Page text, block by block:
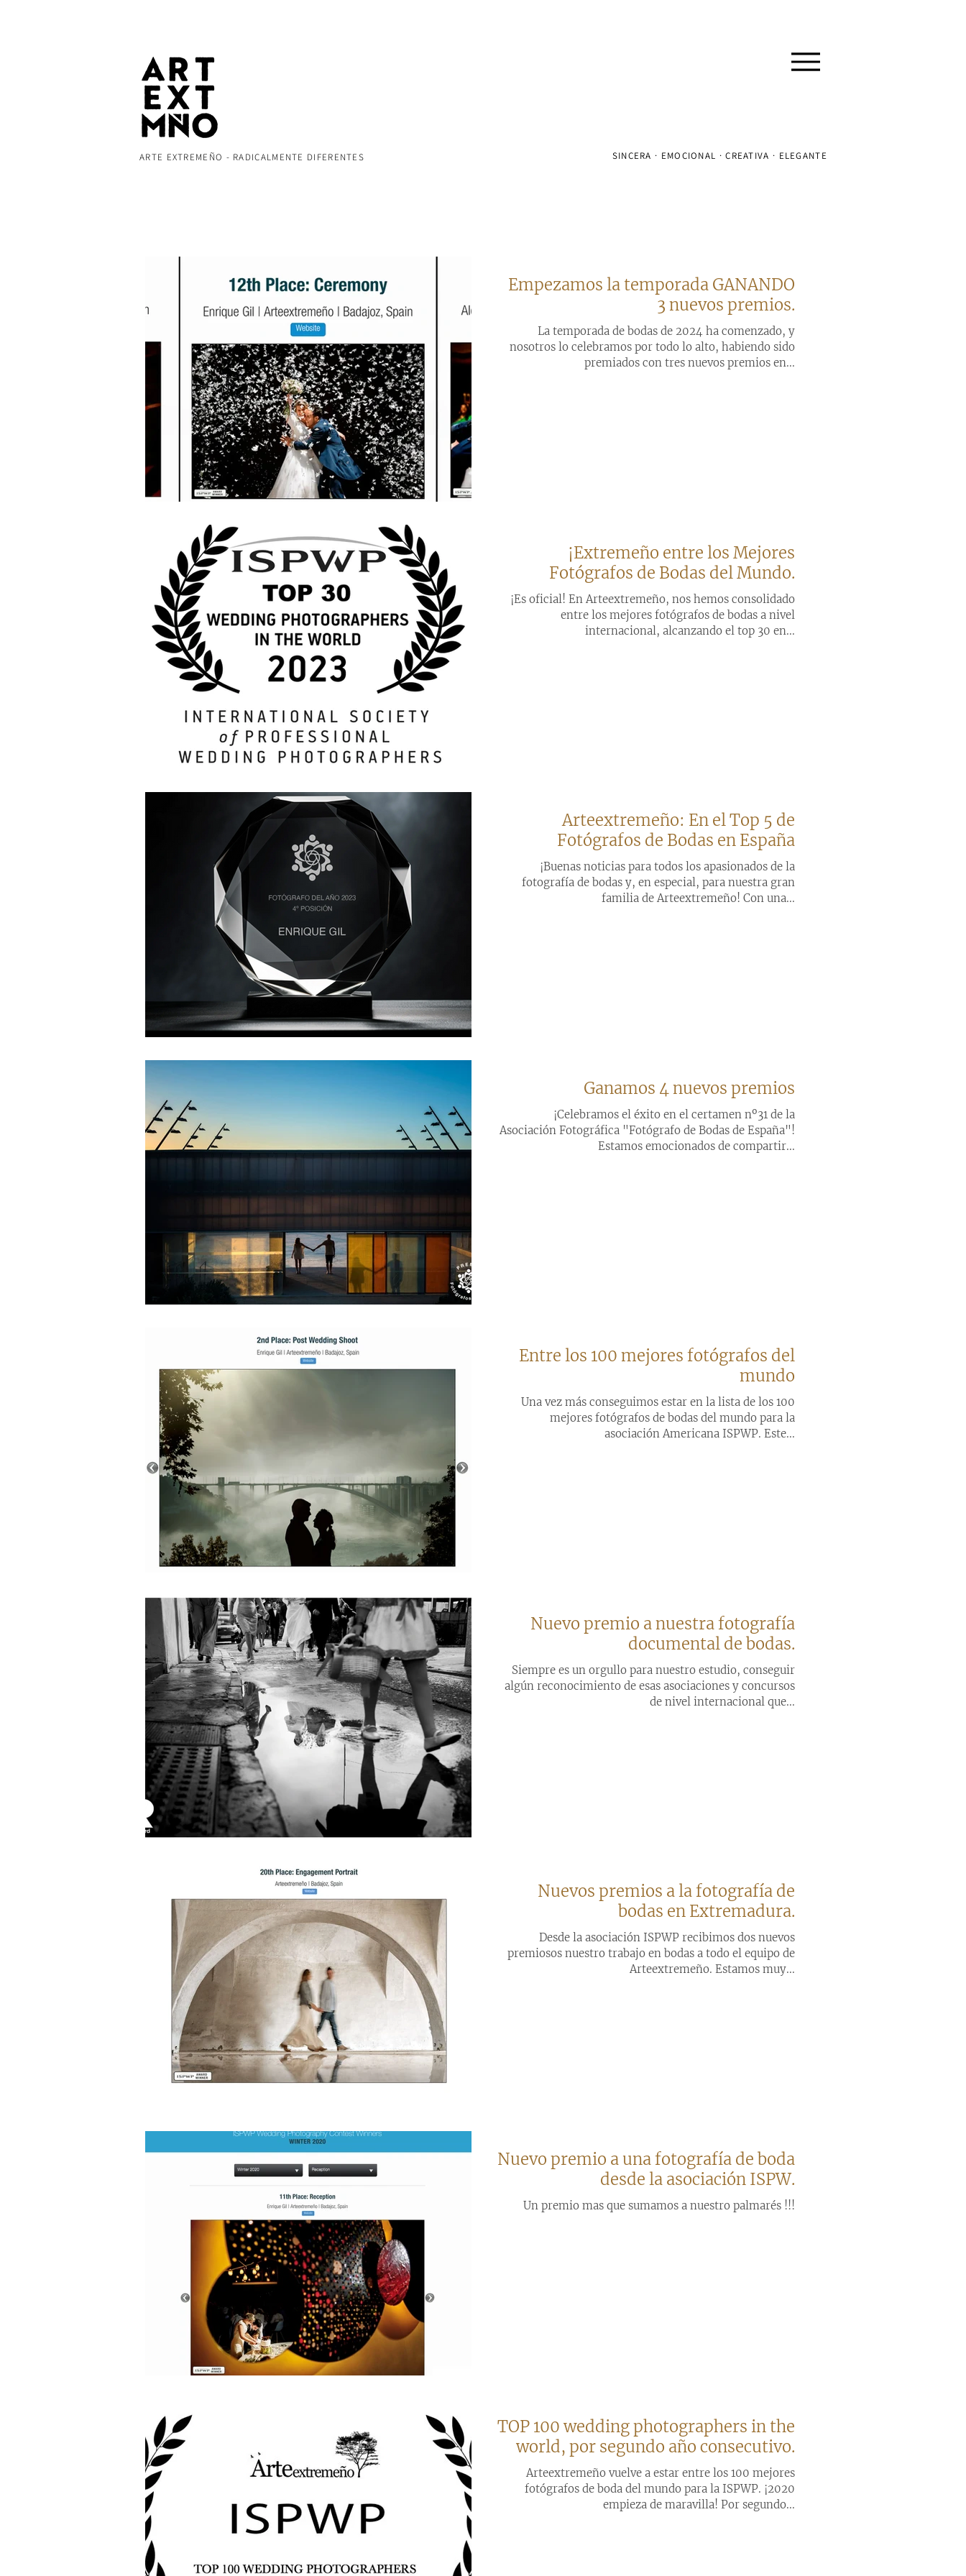
ARTE EXTREMEÑO - RADICALMENTE DIFERENTES SINCERA · EMOCIONAL · CREATIVA · ELEGANTE
Empezamos la temporada GANANDO
3 nuevos premios.
La temporada de bodas de 2024 ha comenzado, y
nosotros lo celebramos por todo lo alto, habiendo sido
premiados con tres nuevos premios en...
¡Extremeño entre los Mejores
Fotógrafos de Bodas del Mundo.
¡Es oficial! En Arteextremeño, nos hemos consolidado
entre los mejores fotógrafos de bodas a nivel
internacional, alcanzando el top 30 en...
Arteextremeño: En el Top 5 de
Fotógrafos de Bodas en España
¡Buenas noticias para todos los apasionados de la
fotografía de bodas y, en especial, para nuestra gran
familia de Arteextremeño! Con una...
Ganamos 4 nuevos premios
¡Celebramos el éxito en el certamen nº31 de la
Asociación Fotográfica "Fotógrafo de Bodas de España"!
Estamos emocionados de compartir...
Entre los 100 mejores fotógrafos del
mundo
Una vez más conseguimos estar en la lista de los 100
mejores fotógrafos de bodas del mundo para la
asociación Americana ISPWP. Este...
Nuevo premio a nuestra fotografía
documental de bodas.
Siempre es un orgullo para nuestro estudio, conseguir
algún reconocimiento de esas asociaciones y concursos
de nivel internacional que...
Nuevos premios a la fotografía de
bodas en Extremadura.
Desde la asociación ISPWP recibimos dos nuevos
premiosos nuestro trabajo en bodas a todo el equipo de
Arteextremeño. Estamos muy...
Nuevo premio a una fotografía de boda
desde la asociación ISPW.
Un premio mas que sumamos a nuestro palmarés !!!
TOP 100 wedding photographers in the
world, por segundo año consecutivo.
Arteextremeño vuelve a estar entre los 100 mejores
fotógrafos de boda del mundo para la ISPWP. ¡2020
empieza de maravilla! Por segundo...